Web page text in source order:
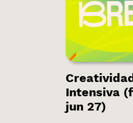
Intensiva
jun 27)